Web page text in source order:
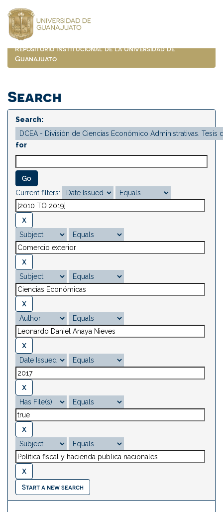
navigation
Repositorio Institucional de la Universidad de
Guanajuato
Search
Search:
for
Current filters:
Start a new search